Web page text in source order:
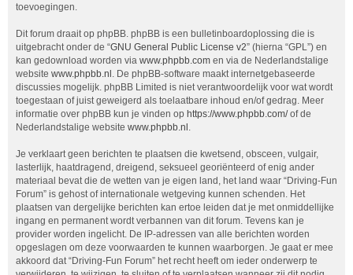
toevoegingen.
Dit forum draait op phpBB. phpBB is een bulletinboardoplossing die is
uitgebracht onder de “GNU General Public License v2” (hierna “GPL”) en
kan gedownload worden via www.phpbb.com en via de Nederlandstalige
website www.phpbb.nl . De phpBB-software maakt internetgebaseerde
discussies mogelijk. phpBB Limited is niet verantwoordelijk voor wat wordt
toegestaan of juist geweigerd als toelaatbare inhoud en/of gedrag. Meer
informatie over phpBB kun je vinden op https://www.phpbb.com/of de
Nederlandstalige website www.phpbb.nl .
Je verklaart geen berichten te plaatsen die kwetsend, obsceen, vulgair,
lasterlijk, haatdragend, dreigend, seksueel georiënteerd of enig ander
materiaal bevat die de wetten van je eigen land, het land waar “Driving-Fun
Forum” is gehost of internationale wetgeving kunnen schenden. Het
plaatsen van dergelijke berichten kan ertoe leiden dat je met onmiddellijke
ingang en permanent wordt verbannen van dit forum. Tevens kan je
provider worden ingelicht. De IP-adressen van alle berichten worden
opgeslagen om deze voorwaarden te kunnen waarborgen. Je gaat er mee
akkoord dat “Driving-Fun Forum” het recht heeft om ieder onderwerp te